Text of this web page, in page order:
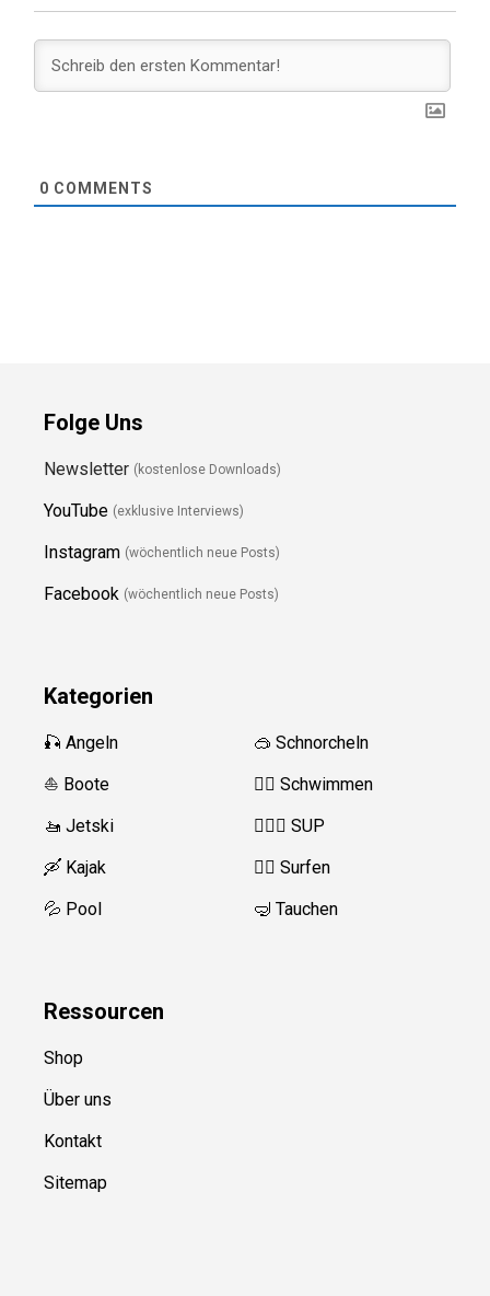
0 COMMENTS
Folge Uns
Newsletter (kostenlose Downloads)
YouTube (exklusive Interviews)
Instagram (wöchentlich neue Posts)
Facebook (wöchentlich neue Posts)
Kategorien
🎣 Angeln
⛵️ Boote
🚤 Jetski
🛶 Kajak
💦 Pool
🥽 Schnorcheln
🏊‍♂️ Schwimmen
🏄‍♀️🛶 SUP
🏄‍♂️ Surfen
🤿 Tauchen
Ressourcen
Shop
Über uns
Kontakt
Sitemap